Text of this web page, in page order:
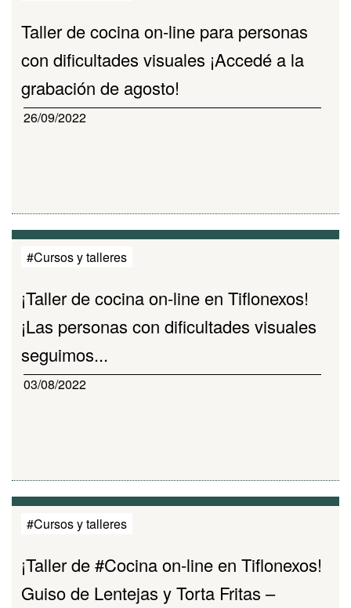
Taller de cocina on-line para personas
con dificultades visuales ¡Accedé a la
grabación de agosto!
26/09/2022
#Cursos y talleres
¡Taller de cocina on-line en Tiflonexos!
¡Las personas con dificultades visuales
seguimos...
03/08/2022
#Cursos y talleres
¡Taller de #Cocina on-line en Tiflonexos!
Guiso de Lentejas y Torta Fritas –